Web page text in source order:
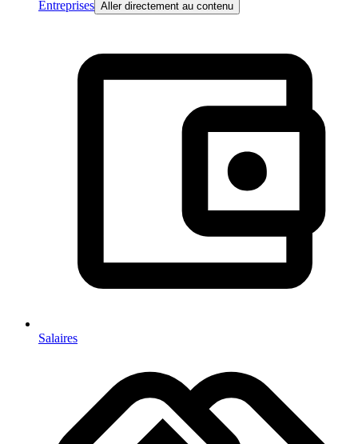
Entreprises Aller directement au contenu
Salaires